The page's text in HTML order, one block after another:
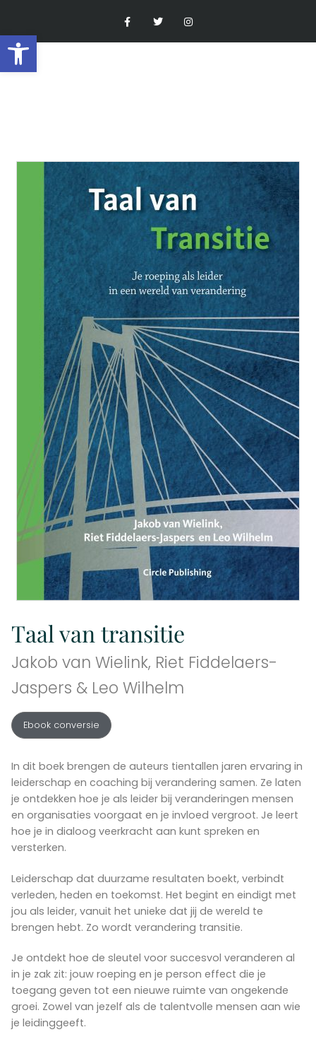
Taal van transitie
Jakob van Wielink, Riet Fiddelaers-
Jaspers & Leo Wilhelm
Ebook conversie
In dit boek brengen de auteurs tientallen jaren ervaring in
leiderschap en coaching bij verandering samen. Ze laten
je ontdekken hoe je als leider bij veranderingen mensen
en organisaties voorgaat en je invloed vergroot. Je leert
hoe je in dialoog veerkracht aan kunt spreken en
versterken.
Leiderschap dat duurzame resultaten boekt, verbindt
verleden, heden en toekomst. Het begint en eindigt met
jou als leider, vanuit het unieke dat jij de wereld te
brengen hebt. Zo wordt verandering transitie.
Je ontdekt hoe de sleutel voor succesvol veranderen al
in je zak zit: jouw roeping en je person effect die je
toegang geven tot een nieuwe ruimte van ongekende
groei. Zowel van jezelf als de talentvolle mensen aan wie
je leidinggeeft.
Toolbar openen